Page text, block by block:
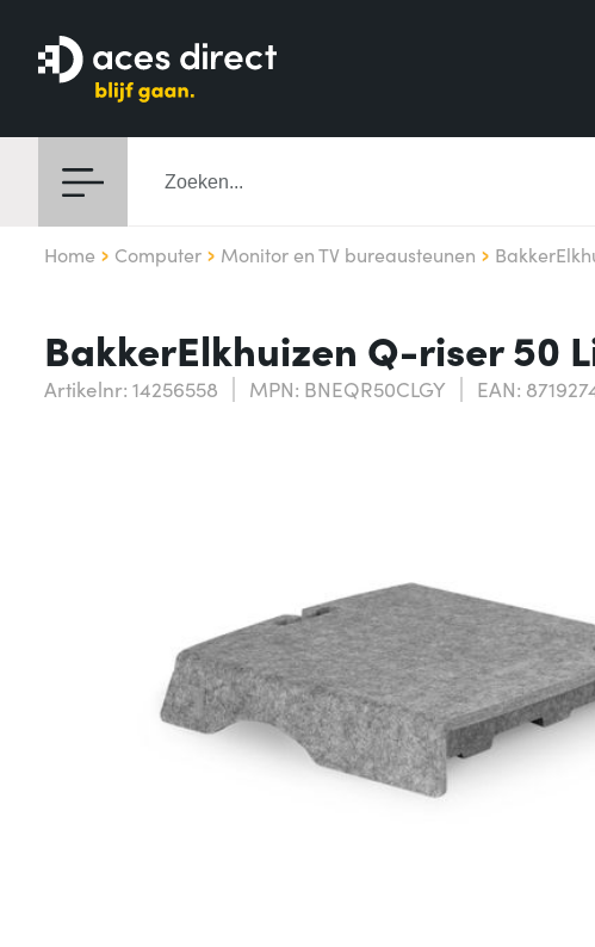
Home Computer Monitor en TV bureausteunen
BakkerElkhuizen Q-riser 50
Artikelnr: 14256558 MPN: BNEQR50CLGY EAN: